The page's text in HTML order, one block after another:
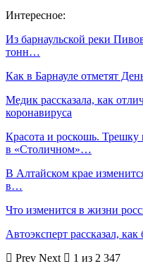
Интересное:
Из барнаульской реки
тонн…
Как в Барнауле отметят
Медик рассказала, как
коронавируса
Красота и роскошь. Трешку
в «Столичном»…
В Алтайском крае
в…
Что изменится в жизни
Автоэксперт рассказал,
Prev Next
1 из 2 347